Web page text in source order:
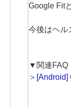
Google Fit
今後はヘル
▼関連FAQ
＞